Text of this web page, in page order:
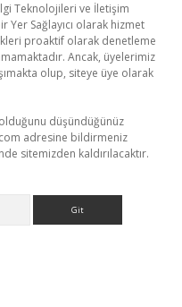
Teknolojileri ve İletişim
Yer Sağlayıcı olarak hizmet
proaktif olarak denetleme
Ancak, üyelerimiz
olup, siteye üye olarak
düşündüğünüz
adresine bildirmeniz
sitemizden kaldırılacaktır.